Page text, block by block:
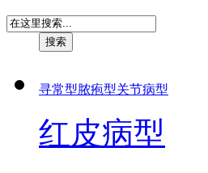
寻常型脓疱型关节病型
红皮病型